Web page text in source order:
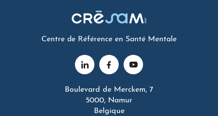
Centre de Référence en Santé Mentale
Boulevard de Merckem, 7
5000, Namur
Belgique